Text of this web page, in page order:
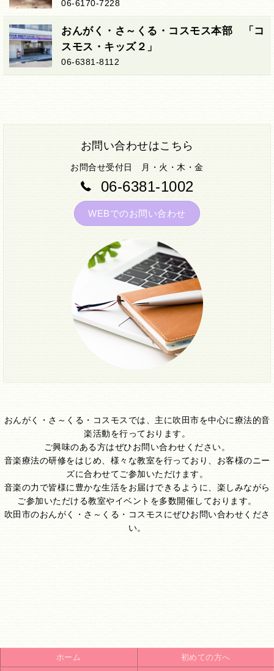
06-6170-7228
おんがく・さ～くる・コスモス本部 「コ
スモス・キッズ２」
06-6381-8112
お問い合わせはこちら
お問合せ受付日 月・火・木・金
06-6381-1002
WEBでのお問い合わせ
おんがく・さ～くる・コスモスでは、主に吹田市を中心に療法的音
楽活動を行っております。
ご興味のある方はぜひお問い合わせください。
音楽療法の研修をはじめ、様々な教室を行っており、お客様のニー
ズに合わせてご参加いただけます。
音楽の力で皆様に豊かな生活をお届けできるように、楽しみながら
ご参加いただける教室やイベントを多数開催しております。
吹田市のおんがく・さ～くる・コスモスにぜひお問い合わせくださ
い。
ホーム 初めての方へ